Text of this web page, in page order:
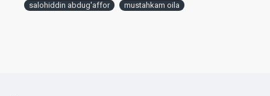
salohiddin abdug'affor
mustahkam oila